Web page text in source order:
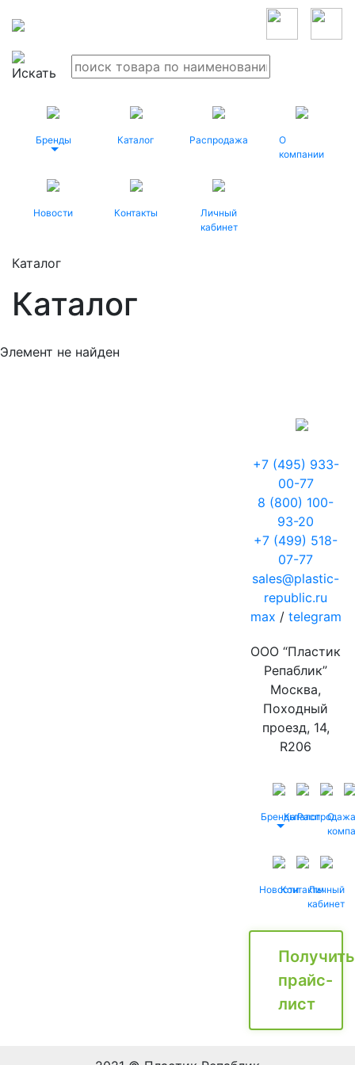
Бренды Каталог Распродажа
О
компании
Новости Контакты
Личный
кабинет
Каталог
Каталог
Элемент не найден
+7 (495) 933-
00-77
8 (800) 100-
93-20
+7 (499) 518-
07-77
sales@plastic-
republic.ru
max / telegram
ООО “Пластик
Репаблик”
Москва,
Походный
проезд, 14,
R206
БрендыКаталог
Распродажа
О
НовостиКонтактыЛичный
кабинет
Получить
прайс-
лист